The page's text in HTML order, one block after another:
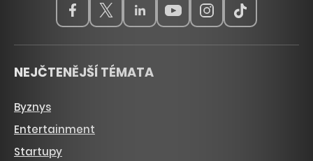
NEJČTENĚJŠÍ TÉMATA
Byznys
Entertainment
Startupy